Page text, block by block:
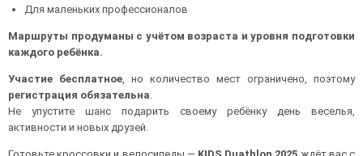
Для маленьких профессионалов
Маршруты продуманы с учётом возраста и уровня подготовки
каждого ребёнка.
Участие бесплатное, но количество мест ограничено, поэтому
регистрация обязательна.
Не упустите шанс подарить своему ребёнку день веселья,
активности и новых друзей.